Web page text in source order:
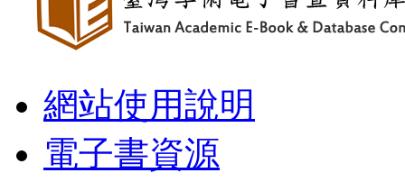
網站使用說明
電子書資源